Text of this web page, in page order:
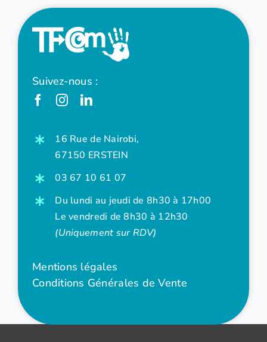
Suivez-nous :
16 Rue de Nairobi,
67150 ERSTEIN
03 67 10 61 07
Du lundi au jeudi de 8h30 à 17h00
Le vendredi de 8h30 à 12h30
(Uniquement sur RDV)
Mentions légales
Conditions Générales de Vente